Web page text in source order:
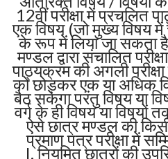
12वीं परीक्षा में प्रचलित
एक विषय (जो मुख्य विषय में
के रूप में लिया जा सकता
मण्डल द्वारा संचालित
पाठ्यक्रम की अगली परीक्षा
को छोड़कर एक या अधिक
बैठ सकेगा परंतु विषय या
वर्ग के ही विषय या विषयों
ऐसे छात्र मण्डल की
प्रमाण पत्र परीक्षा में
I. नियमित छात्रों की